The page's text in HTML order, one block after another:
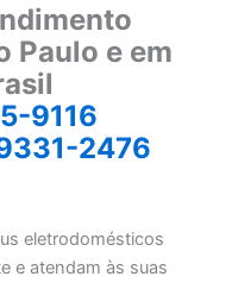
Paulo e em
9116
2476
eletrodomésticos
e atendam às suas